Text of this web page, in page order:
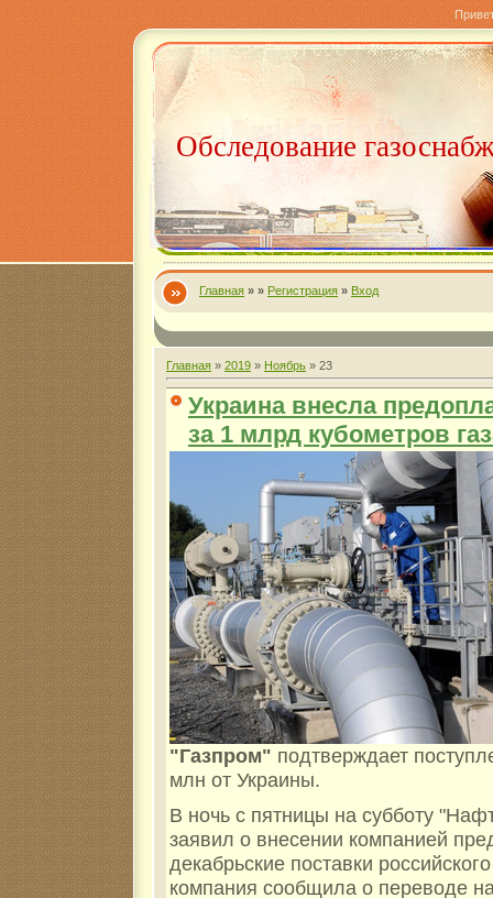
Обследование
Главная » » Регистрация » Вход
Главная » 2019 » Ноябрь » 23
Украина внесла
за 1 млрд кубометров
"Газпром" подтверждает
млн от Украины.
В ночь с пятницы на субботу
заявил о внесении компанией
декабрьские поставки
компания сообщила о переводе